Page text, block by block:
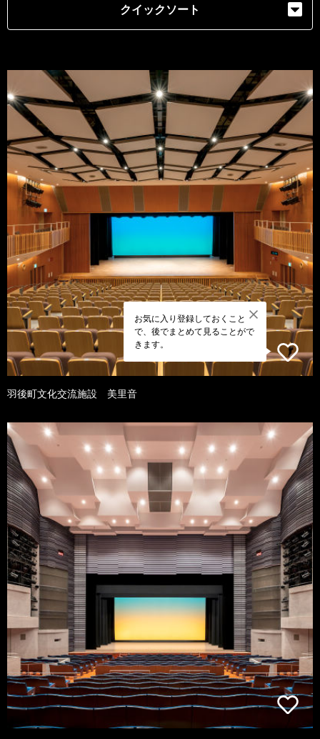
クイックソート
お気に入り登録しておくこと
で、後でまとめて見ることがで
きます。
羽後町文化交流施設 美里音